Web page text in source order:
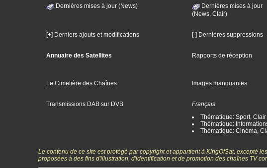
Dernières mises à jour (News)
Dernières mises à jour
(News, Clair)
[+] Derniers ajouts et modifications [-] Dernières suppressions
Annuaire des Satellites Rapports de réception
Le Cimetière des Chaînes Images manquantes
Transmissions DAB sur DVB
Français
Thématique: Sport, Clair
Thématique:
Thématique: Cinéma,
Le contenu de ce site est protégé par copyright et appartient à KingOfSat, excepté
proposées à des fins d'illustration, d'identification et de promotion des chaînes TV